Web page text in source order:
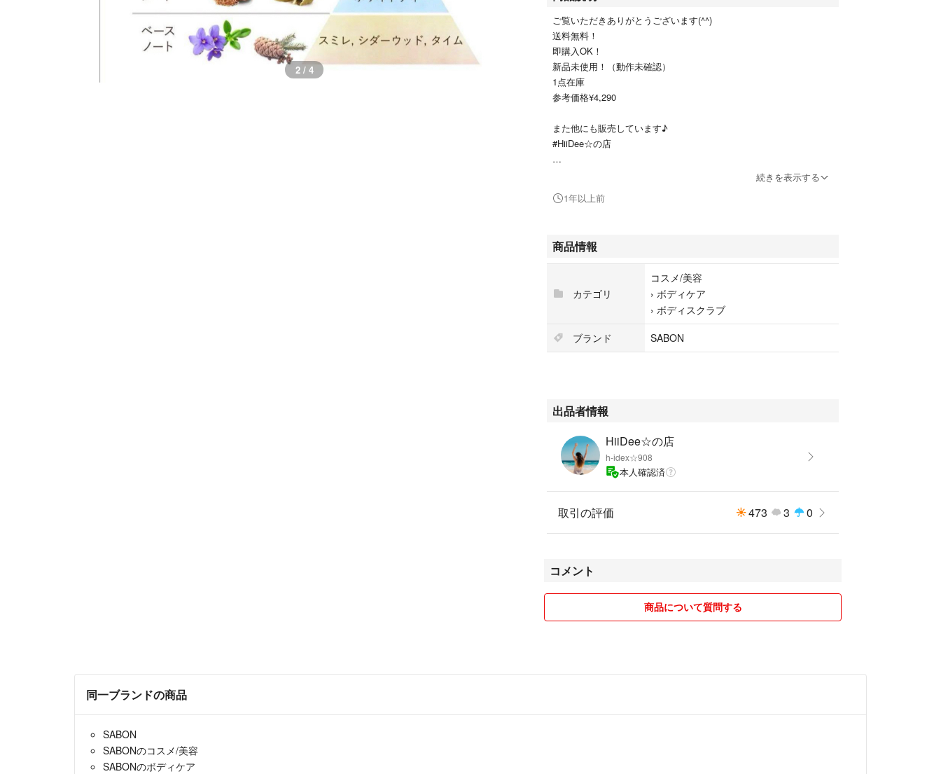
3 / 4
ご覧いただきありがとうございます(^^)
送料無料！
即購入OK！
新品未使用！（動作未確認）
1点在庫
参考価格¥4,290
また他にも販売しています♪
#HiiDee☆の店
●死海の塩がベースになったボディスクラブです。
●スクラブのマッサージ効果で、古い角質を除き、血行促進！
●くすみのない透明感のある素肌へ導きます。
簡易梱包にて発送致します。
サボン ボディスクラブ ホワイトティー 320g×1
ブランド：SABON
#SABON #ボディスクラブ
#ホワイトティー
続きを表示する
1年以上前
商品情報
カテゴリ
コスメ/美容
› ボディケア
› ボディスクラブ
ブランド
SABON
出品者情報
HiiDee☆の店
h-idex☆908
本人確認済
取引の評価 473 3 0
コメント
商品について質問する
同一ブランドの商品
SABON
SABONのコスメ/美容
SABONのボディケア